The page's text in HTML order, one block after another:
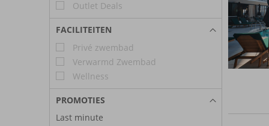
Outlet Deals
FACILITEITEN
Privé zwembad
Verwarmd Zwembad
Wellness
PROMOTIES
Last minute